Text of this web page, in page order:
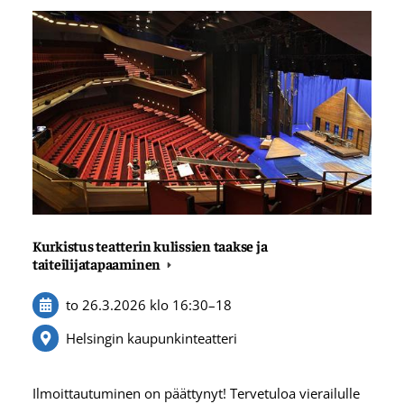
Kurkistus teatterin kulissien taakse ja
taiteilijatapaaminen
to 26.3.2026 klo 16:30–18
Helsingin kaupunkinteatteri
Ilmoittautuminen on päättynyt! Tervetuloa vierailulle